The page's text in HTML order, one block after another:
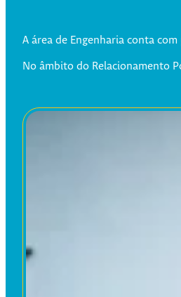
A área de Engenharia conta
No âmbito do Relacionamento